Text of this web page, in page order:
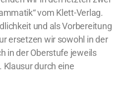
vom Klett-Verlag.
und als Vorbereitung
ersetzen wir sowohl in der
in der Oberstufe jeweils
Klausur durch eine